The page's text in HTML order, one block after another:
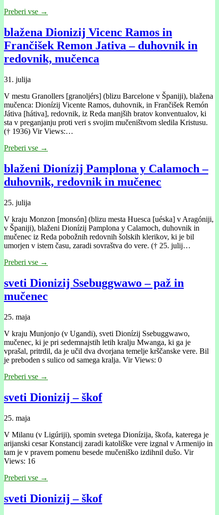
Preberi vse →
blažena Dionizij Vicenc Ramos in
Frančišek Remon Jativa – duhovnik in
redovnik, mučenca
31. julija
V mestu Granollers [granoljérs] (blizu Barcelone v Španiji), blažena
mučenca: Dionízij Vicente Ramos, duhovnik, in Frančišek Remón
Játiva [hátiva], redovnik, iz Reda manjših bratov konventualov, ki
sta v preganjanju proti veri s svojim mučeništvom sledila Kristusu.
(† 1936) Vir Views:…
Preberi vse →
blaženi Dionízij Pamplona y Calamoch –
duhovnik, redovnik in mučenec
25. julija
V kraju Monzon [monsón] (blizu mesta Huesca [uéska] v Aragóniji,
v Španiji), blaženi Dionízij Pamplona y Calamoch, duhovnik in
mučenec iz Reda pobožnih redovnih šolskih klerikov, ki je bil
umorjen v istem času, zaradi sovraštva do vere. († 25. julij…
Preberi vse →
sveti Dionizij Ssebuggwawo – paž in
mučenec
25. maja
V kraju Munjonjo (v Ugandi), sveti Dionízij Ssebuggwawo,
mučenec, ki je pri sedemnajstih letih kralju Mwanga, ki ga je
vprašal, pritrdil, da je učil dva dvorjana temelje krščanske vere. Bil
je preboden s sulico od samega kralja. Vir Views: 0
Preberi vse →
sveti Dionizij – škof
25. maja
V Milanu (v Ligúriji), spomin svetega Dionízija, škofa, katerega je
arijanski cesar Konstancij zaradi katoliške vere izgnal v Armenijo in
tam je v pravem pomenu besede mučeniško izdihnil dušo. Vir
Views: 16
Preberi vse →
sveti Dionizij – škof